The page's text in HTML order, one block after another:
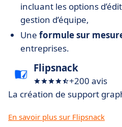
incluant les options
gestion d’équipe,
Une formule sur
entreprises.
Flipsnack
+200 avis
La création de support
En savoir plus sur Flipsnack